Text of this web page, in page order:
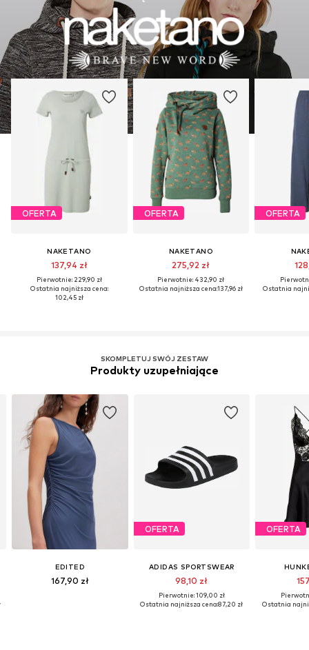
OFERTA
NAKETANO
137,94 zł
Pierwotnie: 229,90 zł
Ostatnia najniższa cena:
102,45 zł
OFERTA
NAKETANO
275,92 zł
Pierwotnie: 432,90 zł
Ostatnia najniższa cena:137,96 zł
OFERTA
Ostatnia
SKOMPLETUJ SWÓJ ZESTAW
Produkty uzupełniające
EDITED
167,90 zł
OFERTA
ADIDAS SPORTSWEAR
98,10 zł
Pierwotnie: 109,00 zł
Ostatnia najniższa cena:87,20 zł
OFERTA
Ostatnia